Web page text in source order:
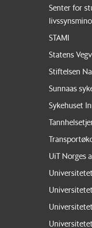
Senter for
STAMI
Statens
Stiftelsen
Sunnaas
Sykehuset
UiT Norges